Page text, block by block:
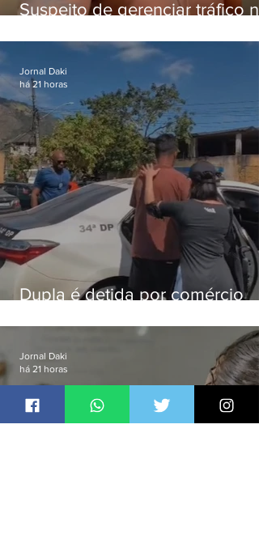
Suspeito de gerenciar tráfico na
foragido
Dupla é detida por comércio
Bangu
Jornal Daki
há 21 horas
Jornal Daki
há 21 horas